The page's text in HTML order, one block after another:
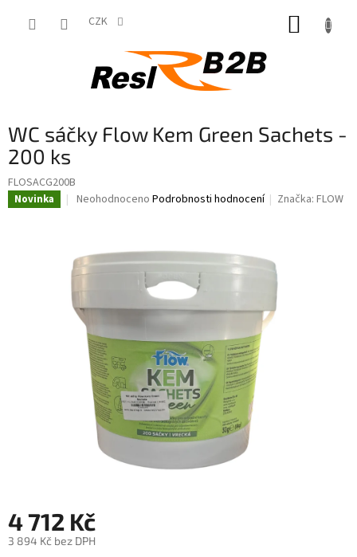
CZK
WC sáčky Flow Kem Green Sachets -
200 ks
FLOSACG200B
Novinka
Průměrné
0,0
z
5
hvězdiček.
Neohodnoceno Podrobnosti hodnocení Značka:FLOW
4 712 Kč
3 894 Kč bez DPH